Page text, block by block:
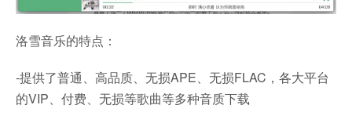
洛雪音乐的特点：
-提供了普通、高品质、无损APE、无损FLAC，各大平台
的VIP、付费、无损等歌曲等多种音质下载